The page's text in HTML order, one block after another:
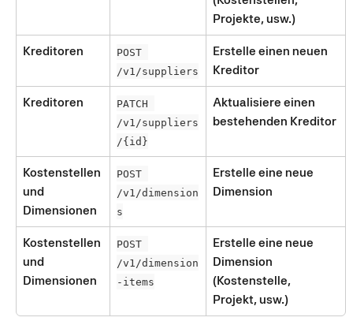
Projekte, usw.)
Kreditoren
POST
/v1/suppliers
Erstelle einen neuen
Kreditor
Kreditoren
PATCH
/v1/suppliers
/{id}
Aktualisiere einen
bestehenden Kreditor
Kostenstellen
und
Dimensionen
POST
/v1/dimension
s
Erstelle eine neue
Dimension
Kostenstellen
und
Dimensionen
POST
/v1/dimension
-items
Erstelle eine neue
Dimension
(Kostenstelle,
Projekt, usw.)